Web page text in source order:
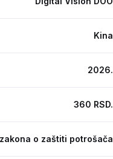
Kina
2026.
360 RSD.
o zaštiti potrošača